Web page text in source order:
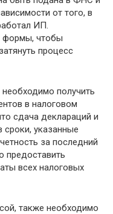
от того, в
ИП.
формы, чтобы
процесс
получить
в налоговом
сдача деклараций и
указанные
за последний
предоставить
всех налоговых
также необходимо